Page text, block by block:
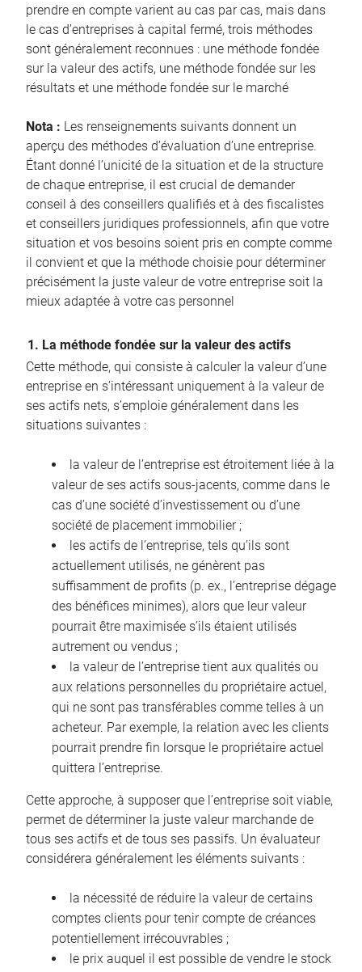
prendre en compte varient au cas par cas, mais dans
le cas d’entreprises à capital fermé, trois méthodes
sont généralement reconnues : une méthode fondée
sur la valeur des actifs, une méthode fondée sur les
résultats et une méthode fondée sur le marché
Nota : Les renseignements suivants donnent un
aperçu des méthodes d’évaluation d’une entreprise.
Étant donné l’unicité de la situation et de la structure
de chaque entreprise, il est crucial de demander
conseil à des conseillers qualifiés et à des fiscalistes
et conseillers juridiques professionnels, afin que votre
situation et vos besoins soient pris en compte comme
il convient et que la méthode choisie pour déterminer
précisément la juste valeur de votre entreprise soit la
mieux adaptée à votre cas personnel
1. La méthode fondée sur la valeur des actifs
Cette méthode, qui consiste à calculer la valeur d’une
entreprise en s’intéressant uniquement à la valeur de
ses actifs nets, s’emploie généralement dans les
situations suivantes :
la valeur de l’entreprise est étroitement liée à la
valeur de ses actifs sous-jacents, comme dans le
cas d’une société d’investissement ou d’une
société de placement immobilier ;
les actifs de l’entreprise, tels qu’ils sont
actuellement utilisés, ne génèrent pas
suffisamment de profits (p. ex., l’entreprise dégage
des bénéfices minimes), alors que leur valeur
pourrait être maximisée s’ils étaient utilisés
autrement ou vendus ;
la valeur de l’entreprise tient aux qualités ou
aux relations personnelles du propriétaire actuel,
qui ne sont pas transférables comme telles à un
acheteur. Par exemple, la relation avec les clients
pourrait prendre fin lorsque le propriétaire actuel
quittera l’entreprise.
Cette approche, à supposer que l’entreprise soit viable,
permet de déterminer la juste valeur marchande de
tous ses actifs et de tous ses passifs. Un évaluateur
considérera généralement les éléments suivants :
la nécessité de réduire la valeur de certains
comptes clients pour tenir compte de créances
potentiellement irrécouvrables ;
le prix auquel il est possible de vendre le stock